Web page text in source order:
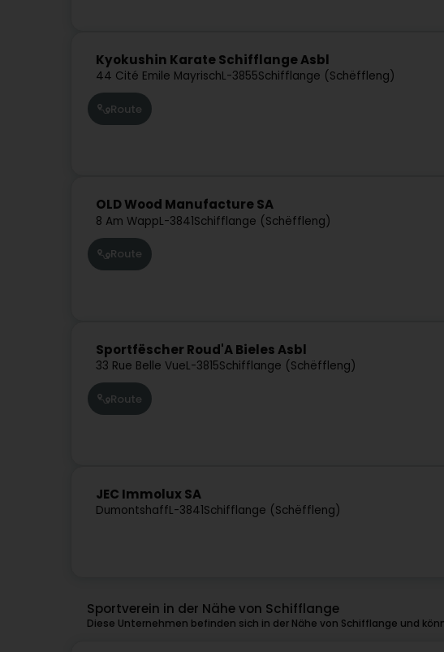
Kyokushin Karate Schifflange Asbl
44 Cité Emile MayrischL-3855Schifflange (Schëffleng)
Route
OLD Wood Manufacture SA
8 Am WappL-3841Schifflange (Schëffleng)
Route
Sportfëscher Roud'A Bieles Asbl
33 Rue Belle VueL-3815Schifflange (Schëffleng)
Route
JEC Immolux SA
DumontshaffL-3841Schifflange (Schëffleng)
Sportverein in der Nähe von Schifflange
Diese Unternehmen befinden sich in der Nähe von Schifflange und